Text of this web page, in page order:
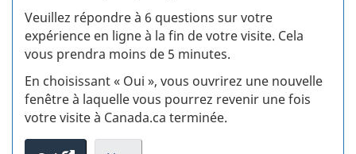
Veuillez répondre à 6 questions sur votre
expérience en ligne à la fin de votre visite. Cela
vous prendra moins de 5 minutes.
En choisissant « Oui », vous ouvrirez une nouvelle
fenêtre à laquelle vous pourrez revenir une fois
votre visite à Canada.ca terminée.